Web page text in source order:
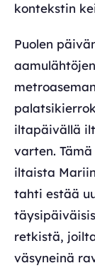
kontekstin
Puolen
iltapäivällä
varten.
iltaista
tahti estää
retkistä,
väsyneinä